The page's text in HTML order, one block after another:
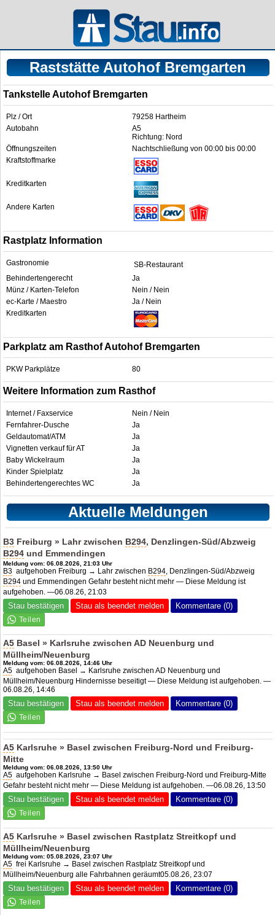
Raststätte Autohof Bremgarten
Tankstelle Autohof Bremgarten
Plz / Ort
79258 Hartheim
Autobahn
A5
Richtung: Nord
Öffnungszeiten
Nachtschließung von 00:00 bis 00:00
Kraftstoffmarke
Kreditkarten
Andere Karten
Rastplatz Information
Gastronomie
SB-Restaurant
Behindertengerecht
Ja
Münz / Karten-Telefon
Nein / Nein
ec-Karte / Maestro
Ja / Nein
Kreditkarten
Parkplatz am Rasthof Autohof Bremgarten
PKW Parkplätze 80
Weitere Information zum Rasthof
Internet / Faxservice
Nein / Nein
Fernfahrer-Dusche
Ja
Geldautomat/ATM
Ja
Vignetten verkauf für AT
Ja
Baby Wickelraum
Ja
Kinder Spielplatz
Ja
Behindertengerechtes WC
Ja
Aktuelle Meldungen
B3 Freiburg » Lahr zwischen B294, Denzlingen-Süd/Abzweig
B294 und Emmendingen
Meldung vom: 06.08.2026, 21:03 Uhr
B3 aufgehoben Freiburg → Lahr zwischen B294, Denzlingen-Süd/Abzweig
B294 und Emmendingen Gefahr besteht nicht mehr — Diese Meldung ist
aufgehoben. —06.08.26, 21:03
Stau bestätigen Stau als beendet melden Kommentare (0)
A5 Basel » Karlsruhe zwischenAD Neuenburg und
Müllheim/Neuenburg
Meldung vom: 06.08.2026, 14:46 Uhr
A5 aufgehoben Basel → Karlsruhe zwischenAD Neuenburg und
Müllheim/Neuenburg Hindernisse beseitigt — Diese Meldung ist aufgehoben. —
06.08.26, 14:46
Stau bestätigen Stau als beendet melden Kommentare (0)
A5 Karlsruhe » Basel zwischen Freiburg-Nord und Freiburg-
Mitte
Meldung vom: 06.08.2026, 13:50 Uhr
A5 aufgehoben Karlsruhe → Basel zwischen Freiburg-Nord und Freiburg-Mitte
Gefahr besteht nicht mehr — Diese Meldung ist aufgehoben. —06.08.26, 13:50
Stau bestätigen Stau als beendet melden Kommentare (0)
A5 Karlsruhe » Basel zwischen Rastplatz Streitkopf und
Müllheim/Neuenburg
Meldung vom: 05.08.2026, 23:07 Uhr
A5 frei Karlsruhe → Basel zwischen Rastplatz Streitkopf und
Müllheim/Neuenburg alle Fahrbahnen geräumt05.08.26, 23:07
Stau bestätigen Stau als beendet melden Kommentare (0)